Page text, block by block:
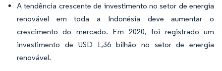
A tendência crescente de investimento no setor de energia
renovável em toda a Indonésia deve aumentar o
crescimento do mercado. Em 2020, foi registrado um
investimento de USD 1,36 bilhão no setor de energia
renovável.